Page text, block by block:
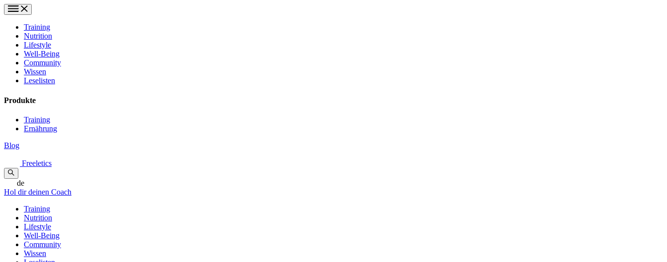
Training
Nutrition
Lifestyle
Well-Being
Community
Wissen
Leselisten
Produkte
Training
Ernährung
Blog
Freeletics
de
Hol dir deinen Coach
Training
Nutrition
Lifestyle
Well-Being
Community
Wissen